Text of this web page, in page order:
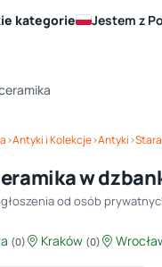
kategorie Jestem z
›Antyki i Kolekcje›Antyki›
w
od osób
(0) Kraków (0)